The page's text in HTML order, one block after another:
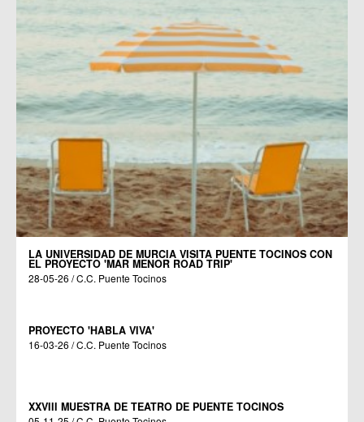
LA UNIVERSIDAD DE MURCIA VISITA PUENTE TOCINOS CON
EL PROYECTO 'MAR MENOR ROAD TRIP'
28-05-26 / C.C. Puente Tocinos
PROYECTO 'HABLA VIVA'
16-03-26 / C.C. Puente Tocinos
XXVIII MUESTRA DE TEATRO DE PUENTE TOCINOS